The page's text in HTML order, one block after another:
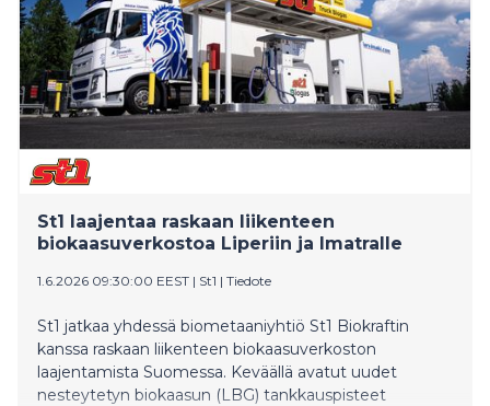
St1 laajentaa raskaan liikenteen
biokaasuverkostoa Liperiin ja Imatralle
1.6.2026 09:30:00 EEST | St1 | Tiedote
St1 jatkaa yhdessä biometaaniyhtiö St1 Biokraftin
kanssa raskaan liikenteen biokaasuverkoston
laajentamista Suomessa. Keväällä avatut uudet
nesteytetyn biokaasun (LBG) tankkauspisteet